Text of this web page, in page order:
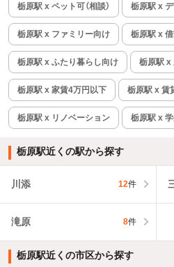
栃原駅 x ペット可（相談） 栃原駅 x
栃原駅 x ファミリー向け 栃原駅 x
栃原駅 x ふたり暮らし向け 栃原駅 x
栃原駅 x 家賃4万円以下 栃原駅 x 賃
栃原駅 x リノベーション 栃原駅 x
栃原駅近くの駅から探す
川添 12件
滝原 8件
栃原駅近くの市区から探す